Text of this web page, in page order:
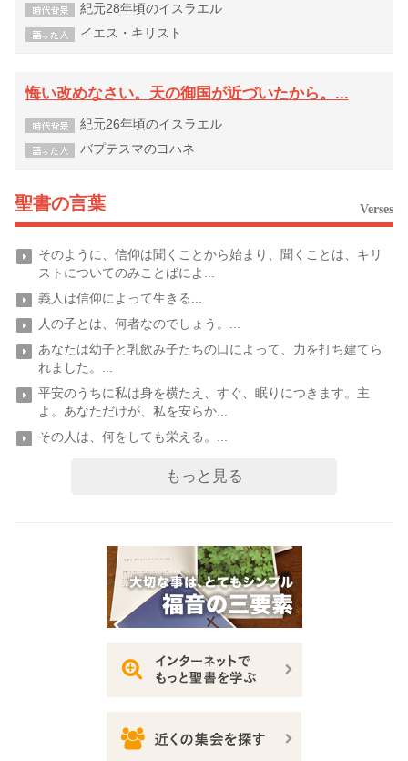
紀元28年頃のイスラエル
イエス・キリスト
悔い改めなさい。天の御国が近づいたから。...
紀元26年頃のイスラエル
バプテスマのヨハネ
聖書の言葉 Verses
そのように、信仰は聞くことから始まり、聞くことは、キリ
ストについてのみことばによ...
義人は信仰によって生きる...
人の子とは、何者なのでしょう。...
あなたは幼子と乳飲み子たちの口によって、力を打ち建てら
れました。...
平安のうちに私は身を横たえ、すぐ、眠りにつきます。主
よ。あなただけが、私を安らか...
その人は、何をしても栄える。...
もっと見る